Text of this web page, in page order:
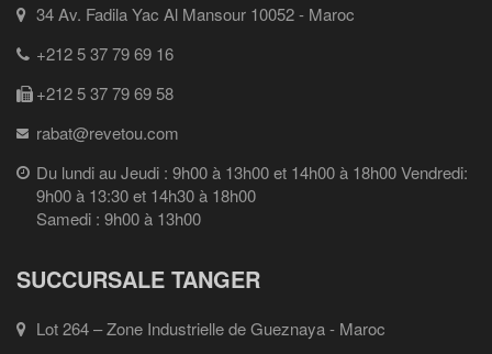
34 Av. Fadila Yac Al Mansour 10052 - Maroc
+212 5 37 79 69 16
+212 5 37 79 69 58
rabat@revetou.com
Du lundi au Jeudi : 9h00 à 13h00 et 14h00 à 18h00 Vendredi:
9h00 à 13:30 et 14h30 à 18h00
Samedi : 9h00 à 13h00
SUCCURSALE TANGER
Lot 264 – Zone Industrielle de Gueznaya - Maroc